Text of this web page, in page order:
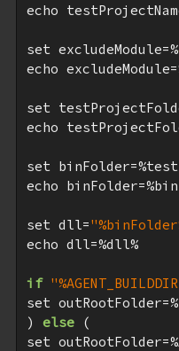
echo
set excludeModule=%
echo
set
echo
set
echo
set dll=
echo dll=%dll%
if
set
) else (
set